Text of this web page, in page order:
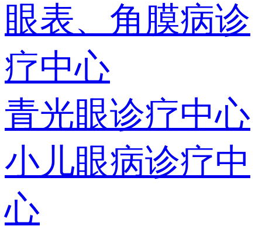
眼表、角膜病诊
疗中心
青光眼诊疗中心
小儿眼病诊疗中
心